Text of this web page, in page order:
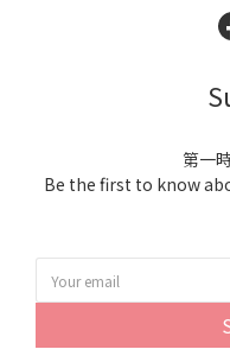
第一
Be the first to know